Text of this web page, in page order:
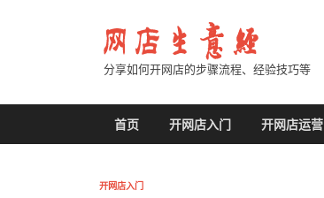
分享如何开网店的步骤流程、经验技巧等
首页 开网店入门 开网店运营
开网店入门